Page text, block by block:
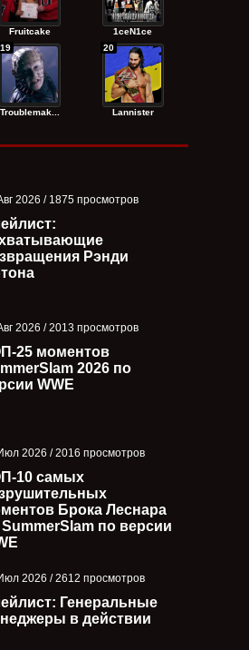
Fruitcake 1ceN1ce
Troublemak...
19
Lannister
20
2026 / 1875 просмотров
Рэнди
2026 / 2013 просмотров
25 моментов
2026 по
WWE
2026 / 2016 просмотров
10 самых
Брока Леснара
SummerSlam по версии
2026 / 2612 просмотров
Генеральные
в действии